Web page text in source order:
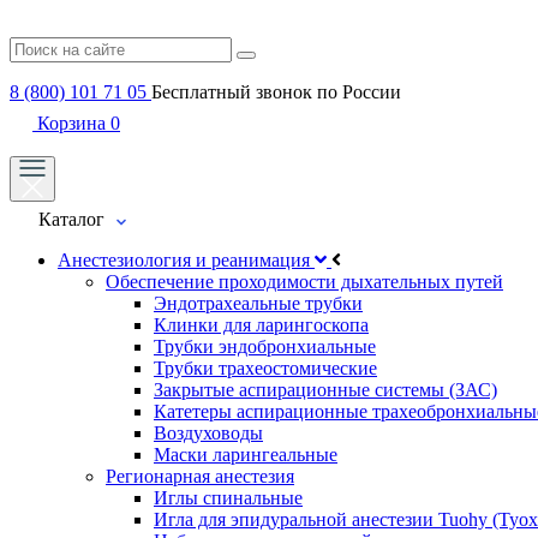
8 (800) 101 71 05 Бесплатный звонок по России
Корзина 0
Каталог
Анестезиология и реанимация
Обеспечение проходимости дыхательных путей
Эндотрахеальные трубки
Клинки для ларингоскопа
Трубки эндобронхиальные
Трубки трахеостомические
Закрытые аспирационные системы (ЗАС)
Катетеры аспирационные
Воздуховоды
Маски ларингеальные
Регионарная анестезия
Иглы спинальные
Игла для эпидуральной анестезии Tuohy